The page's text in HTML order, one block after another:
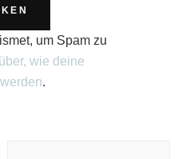
um Spam zu
wie deine
.